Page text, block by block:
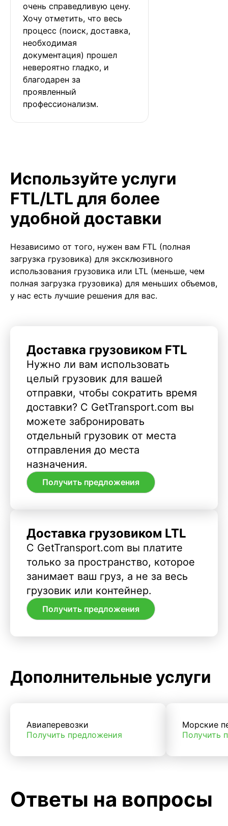
очень справедливую цену.
Хочу отметить, что весь
процесс (поиск, доставка,
необходимая
документация) прошел
невероятно гладко, и
благодарен за
проявленный
профессионализм.
Используйте услуги
FTL/LTL для более
удобной доставки
Независимо от того, нужен вам FTL (полная
загрузка грузовика) для эксклюзивного
использования грузовика или LTL (меньше, чем
полная загрузка грузовика) для меньших объемов,
у нас есть лучшие решения для вас.
Доставка грузовиком FTL
Нужно ли вам использовать
целый грузовик для вашей
отправки, чтобы сократить время
доставки? С GetTransport.com вы
можете забронировать
отдельный грузовик от места
отправления до места
назначения.
Получить предложения
Доставка грузовиком LTL
С GetTransport.com вы платите
только за пространство, которое
занимает ваш груз, а не за весь
грузовик или контейнер.
Получить предложения
Дополнительные услуги
Авиаперевозки
Получить предложения
Морские
Получить
Ответы на вопросы